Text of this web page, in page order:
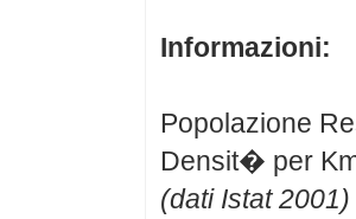
Informazioni:
Popolazione
Densit� per
(dati Istat 2001)